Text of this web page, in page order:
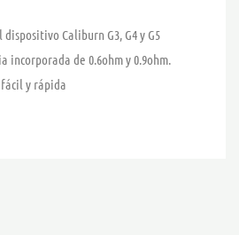
Caliburn G3, G4 y G5
incorporada de 0.6ohm y 0.9ohm.
y rápida